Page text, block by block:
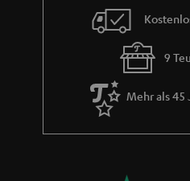
Zudem ist der kleine Teufel dank
einzelner Bluetooth Lautsprecher
Reisen geht, kann die Soundbar
Fernseher über HDMI anschließen,
Smartphone bzw. Tablet abspielen
Mini-Soundbar mit mehr
Plus-Variante mit einem Subwoofer.
9
Mehr als 45